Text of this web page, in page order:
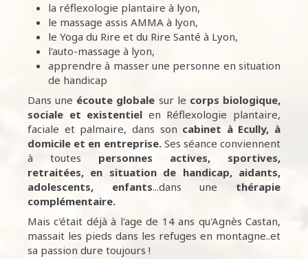
la réflexologie plantaire à lyon,
le massage assis AMMA à lyon,
le Yoga du Rire et du Rire Santé à Lyon,
l'auto-massage à lyon,
apprendre à masser une personne en situation
de handicap
Dans une écoute globale sur le corps biologique,
sociale et existentiel en Réflexologie plantaire,
faciale et palmaire, dans son cabinet à Ecully, à
domicile et en entreprise.Ses séance conviennent
à toutes personnes
actives, sportives,
retraitées, en situation de handicap, aidants,
adolescents, enfants...dans une thérapie
complémentaire.
Mais c'était déjà à l'age de 14 ans qu'Agnès Castan,
massait les pieds dans les refuges en montagne..et
sa passion dure toujours !